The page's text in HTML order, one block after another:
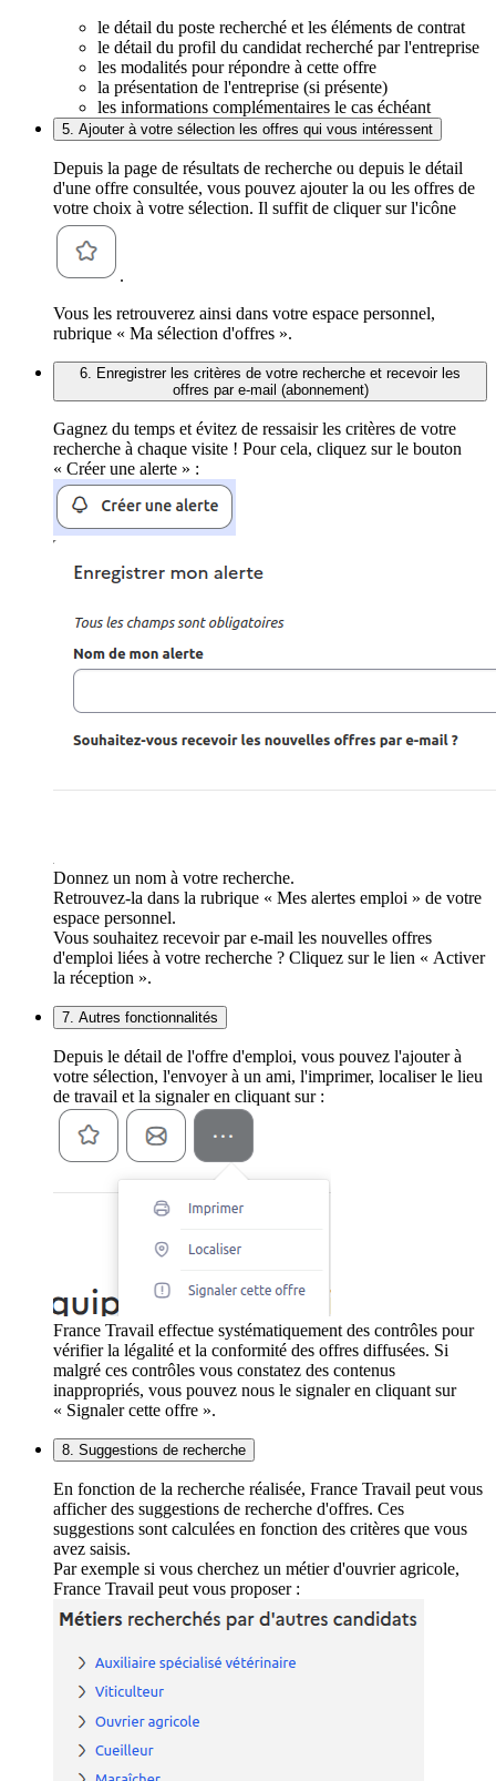
le détail du poste recherché et les éléments de contrat
le détail du profil du candidat recherché par l'entreprise
les modalités pour répondre à cette offre
la présentation de l'entreprise (si présente)
les informations complémentaires le cas échéant
5. Ajouter à votre sélection les offres qui vous intéressent
Depuis la page de résultats de recherche ou depuis le détail
d'une offre consultée, vous pouvez ajouter la ou les offres de
votre choix à votre sélection. Il suffit de cliquer sur l'icône
.
Vous les retrouverez ainsi dans votre espace personnel,
rubrique « Ma sélection d'offres ».
6. Enregistrer les critères de votre recherche et recevoir les
offres par e-mail (abonnement)
Gagnez du temps et évitez de ressaisir les critères de votre
recherche à chaque visite ! Pour cela, cliquez sur le bouton
« Créer une alerte » :
Donnez un nom à votre recherche.
Retrouvez-la dans la rubrique « Mes alertes emploi » de votre
espace personnel.
Vous souhaitez recevoir par e-mail les nouvelles offres
d'emploi liées à votre recherche ? Cliquez sur le lien « Activer
la réception ».
7. Autres fonctionnalités
Depuis le détail de l'offre d'emploi, vous pouvez l'ajouter à
votre sélection, l'envoyer à un ami, l'imprimer, localiser le lieu
de travail et la signaler en cliquant sur :
France Travail effectue systématiquement des contrôles pour
vérifier la légalité et la conformité des offres diffusées. Si
malgré ces contrôles vous constatez des contenus
inappropriés, vous pouvez nous le signaler en cliquant sur
« Signaler cette offre ».
8. Suggestions de recherche
En fonction de la recherche réalisée, France Travail peut vous
afficher des suggestions de recherche d'offres. Ces
suggestions sont calculées en fonction des critères que vous
avez saisis.
Par exemple si vous cherchez un métier d'ouvrier agricole,
France Travail peut vous proposer :